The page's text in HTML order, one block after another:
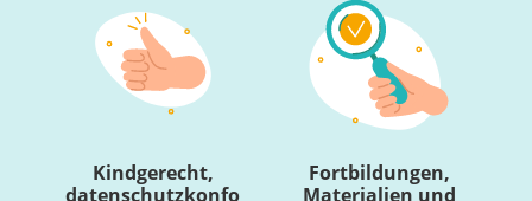
Kindgerecht,
datenschutzkonfo
Fortbildungen,
Materialien und